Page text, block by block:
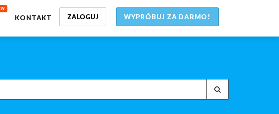
WYPRÓBUJ ZA DARMO!
ZALOGUJ
KONTAKT